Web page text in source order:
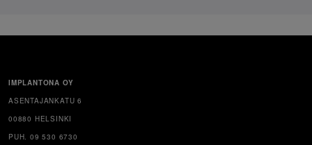
IMPLANTONA OY
ASENTAJANKATU 6
00880 HELSINKI
PUH. 09 530 6730